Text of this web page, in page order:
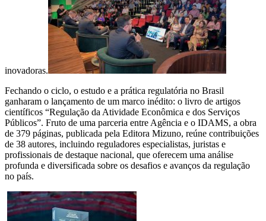
inovadoras.
Fechando o ciclo, o estudo e a prática regulatória no Brasil
ganharam o lançamento de um marco inédito: o livro de artigos
científicos “Regulação da Atividade Econômica e dos Serviços
Públicos”. Fruto de uma parceria entre Agência e o IDAMS, a obra
de 379 páginas, publicada pela Editora Mizuno, reúne contribuições
de 38 autores, incluindo reguladores especialistas, juristas e
profissionais de destaque nacional, que oferecem uma análise
profunda e diversificada sobre os desafios e avanços da regulação
no país.